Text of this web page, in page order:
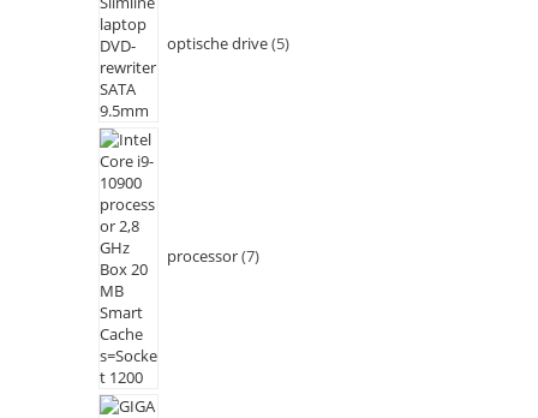
optische drive 5
processor 7